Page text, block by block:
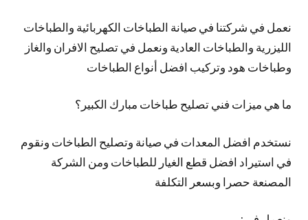
نعمل في شركتنا في صيانة الطباخات الكهربائية والطباخات
الليزرية والطباخات العادية ونعمل في تصليح الافران والغاز
وطباخات هود وتركيب افضل أنواع الطباخات
ما هي ميزات فني تصليح طباخات مبارك الكبير؟
نستخدم افضل المعدات في صيانة وتصليح الطباخات ونقوم
في استيراد افضل قطع الغيار للطباخات ومن الشركة
المصنعة حصرا وبسعر التكلفة